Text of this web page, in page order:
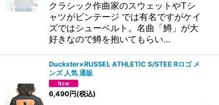
クラシック作曲家のスウェットやTシ
ャツがビンテージ では有名ですがケイ
ズではシューベルト。名曲「鱒」が大
好きなので鱒を抱いてもらい…
Duckster×RUSSEL ATHLETIC S/STEE Rロゴ メ
ンズ 人気 通販
6,490 円(税込)